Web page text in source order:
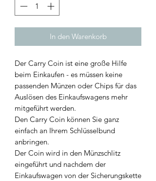
In den Warenkorb
Der Carry Coin ist eine große Hilfe
beim Einkaufen - es müssen keine
passenden Münzen oder Chips für das
Auslösen des Einkaufswagens mehr
mitgeführt werden.
Den Carry Coin können Sie ganz
einfach an Ihrem Schlüsselbund
anbringen.
Der Coin wird in den Münzschlitz
eingeführt und nachdem der
Einkaufswagen von der Sicherungskette